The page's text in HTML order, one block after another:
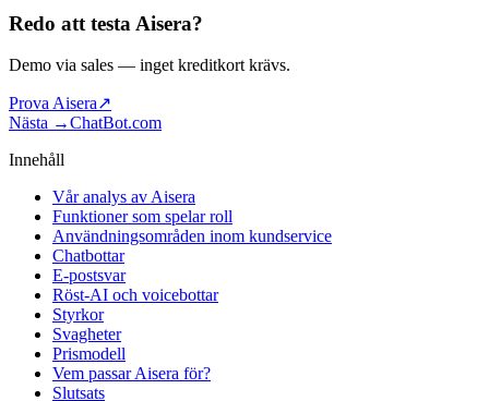
Redo att testa Aisera?
Demo via sales — inget kreditkort krävs.
Prova Aisera↗
Nästa →ChatBot.com
Innehåll
Vår analys av Aisera
Funktioner som spelar roll
Användningsområden inom kundservice
Chatbottar
E-postsvar
Röst-AI och voicebottar
Styrkor
Svagheter
Prismodell
Vem passar Aisera för?
Slutsats